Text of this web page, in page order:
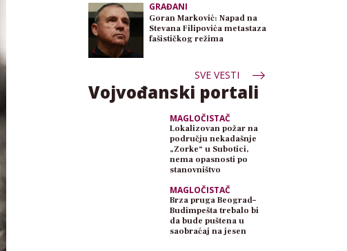
GRAĐANI
Goran Marković: Napad na
Stevana Filipovića metastaza
fašističkog režima
SVE VESTI
Vojvođanski portali
MAGLOČISTAČ
Lokalizovan požar na
području nekadašnje
„Zorke“ u Subotici,
nema opasnosti po
stanovništvo
MAGLOČISTAČ
Brza pruga Beograd–
Budimpešta trebalo bi
da bude puštena u
saobraćaj na jesen